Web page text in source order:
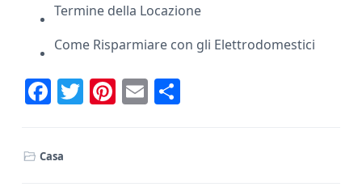
Termine della Locazione
Come Risparmiare con gli Elettrodomestici
F
ac
b
T
w
Pi
nt
E
m
C
Casa